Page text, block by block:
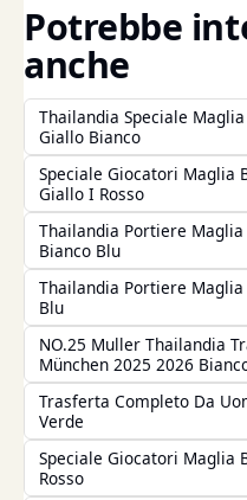
Potrebbe
anche
Thailandia Speciale
Giallo Bianco
Speciale Giocatori Maglia
Giallo I Rosso
Thailandia Portiere
Bianco Blu
Thailandia Portiere
Blu
NO.25 Muller Thailandia
München 2025 2026
Trasferta Completo Da
Verde
Speciale Giocatori Maglia
Rosso